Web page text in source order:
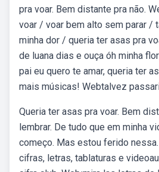
pra voar. Bem distante pra não.
voar / voar bem alto sem parar /
minha dor / queria ter asas pra
de luana dias e ouça óh minha
pai eu quero te amar, queria ter
mais músicas! Webtalvez
Queria ter asas pra voar. Bem
lembrar. De tudo que em minha
começo. Mas estou ferido
cifras, letras, tablaturas e